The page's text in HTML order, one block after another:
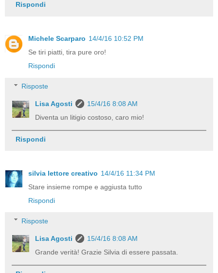
Rispondi
Michele Scarparo 14/4/16 10:52 PM
Se tiri piatti, tira pure oro!
Rispondi
Risposte
Lisa Agosti
15/4/16 8:08 AM
Diventa un litigio costoso, caro mio!
Rispondi
silvia lettore creativo 14/4/16 11:34 PM
Stare insieme rompe e aggiusta tutto
Rispondi
Risposte
Lisa Agosti
15/4/16 8:08 AM
Grande verità! Grazie Silvia di essere passata.